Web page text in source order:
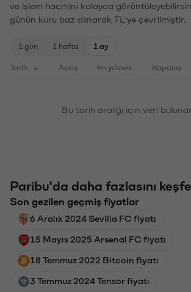
ve işlem hacmini kolayca
günün kuru baz alınarak TL'ye çevrilmiştir.
1 gün 1 hafta 1 ay
Tarih Açılış En yüksek Kapanış
Bu tarih aralığı için veri
Paribu'da daha fazlasını
Son gezilen geçmiş fiyatlar
6 Aralık 2024 Sevilla FC fiyatı
15 Mayıs 2025 Arsenal FC fiyatı
18 Temmuz 2022 Bitcoin fiyatı
3 Temmuz 2024 Tensor fiyatı